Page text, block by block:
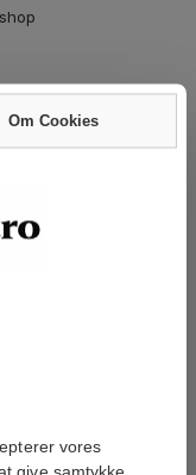
bruges til at
Om Cookies
vores
give samtykke